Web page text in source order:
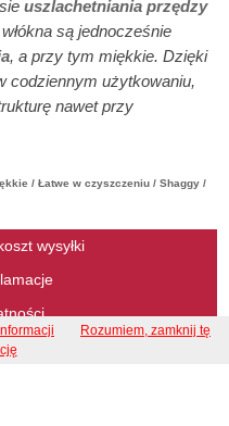
uszlachetniania przędzy
są jednocześnie
, a przy tym miękkie. Dzięki
codziennym użytkowaniu,
nawet przy
/ Łatwe w czyszczeniu / Shaggy /
wysyłki
Rozumiem, zamknij tę